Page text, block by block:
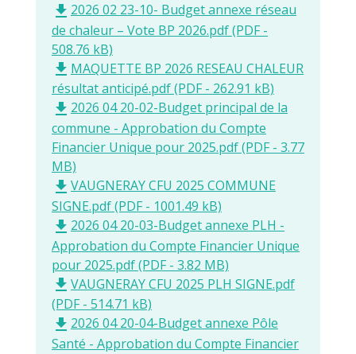
file_download 2026 02 23-10- Budget annexe réseau
de chaleur – Vote BP 2026.pdf (PDF -
508.76 kB)
file_download MAQUETTE BP 2026 RESEAU CHALEUR
résultat anticipé.pdf (PDF - 262.91 kB)
file_download 2026 04 20-02-Budget principal de la
commune - Approbation du Compte
Financier Unique pour 2025.pdf (PDF - 3.77
MB)
file_download VAUGNERAY CFU 2025 COMMUNE
SIGNE.pdf (PDF - 1001.49 kB)
file_download 2026 04 20-03-Budget annexe PLH -
Approbation du Compte Financier Unique
pour 2025.pdf (PDF - 3.82 MB)
file_download VAUGNERAY CFU 2025 PLH SIGNE.pdf
(PDF - 514.71 kB)
file_download 2026 04 20-04-Budget annexe Pôle
Santé - Approbation du Compte Financier